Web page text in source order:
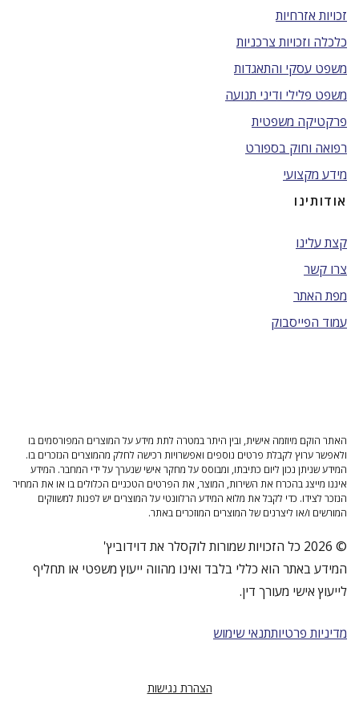
זכויות אזרחיות
כלכלה וזכויות צרכניות
משפט עסקי והתאגדות
משפט פלילי ודיני תנועה
פרקטיקה משפטית
רפואה וחוק בספורט
מידע מקצועי
אודותינו
קצת עלינו
צרו קשר
מפת האתר
עמוד הפייסבוק
האתר הוקם מיוזמה אישית, ובין היתר במטרה לתת מידע על המוצרים המפורסמים בו
ולאפשר ערוץ לקבלת פרטים נוספים ואפשרויות רכישה לחלק מהמוצרים הנזכרים בו.
המידע שניתן נכון ליום כתיבתו, ומבוסס על מחקר אישי שנערך על ידי המחבר. המידע
איננו מייצג בהכרח את השירות, המוצר, את הפרטים הטכניים הכלולים בו או את המחיר
הנזכר לצידו. כדי לקבל את מלוא המידע הרלוונטי על המוצרים יש לפנות למשווקים
המורשים ו/או ליצרנים של המוצרים המוזכרים באתר.
© 2026 כל הזכויות שמורות לוקסלר את דוידוביץ'
המידע באתר הוא כללי בלבד ואינו מהווה ייעוץ משפטי או תחליף
לייעוץ אישי מעורך דין.
מדיניות פרטיותתנאי שימוש
הצהרת נגישות